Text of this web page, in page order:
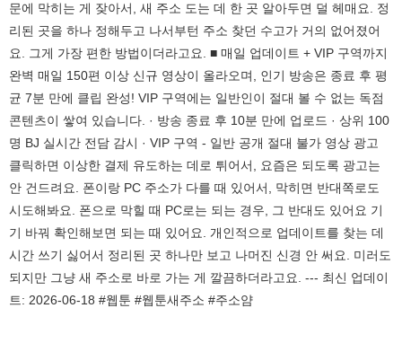
문에 막히는 게 잦아서, 새 주소 도는 데 한 곳 알아두면 덜 헤매요. 정
리된 곳을 하나 정해두고 나서부턴 주소 찾던 수고가 거의 없어졌어
요. 그게 가장 편한 방법이더라고요. ■ 매일 업데이트 + VIP 구역까지
완벽 매일 150편 이상 신규 영상이 올라오며, 인기 방송은 종료 후 평
균 7분 만에 클립 완성! VIP 구역에는 일반인이 절대 볼 수 없는 독점
콘텐츠이 쌓여 있습니다. · 방송 종료 후 10분 만에 업로드 · 상위 100
명 BJ 실시간 전담 감시 · VIP 구역 - 일반 공개 절대 불가 영상 광고
클릭하면 이상한 결제 유도하는 데로 튀어서, 요즘은 되도록 광고는
안 건드려요. 폰이랑 PC 주소가 다를 때 있어서, 막히면 반대쪽로도
시도해봐요. 폰으로 막힐 때 PC로는 되는 경우, 그 반대도 있어요 기
기 바꿔 확인해보면 되는 때 있어요. 개인적으로 업데이트를 찾는 데
시간 쓰기 싫어서 정리된 곳 하나만 보고 나머진 신경 안 써요. 미러도
되지만 그냥 새 주소로 바로 가는 게 깔끔하더라고요. --- 최신 업데이
트: 2026-06-18 #웹툰 #웹툰새주소 #주소얌